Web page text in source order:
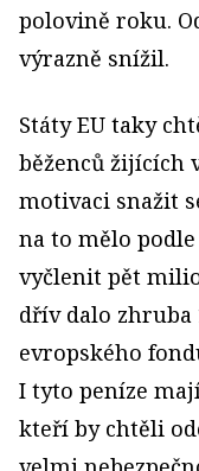
polovině roku.
výrazně snížil.
Státy EU taky
běženců žijících
motivaci snažit
na to mělo
vyčlenit pět
dřív dalo
evropského
I tyto peníze
kteří by chtěli